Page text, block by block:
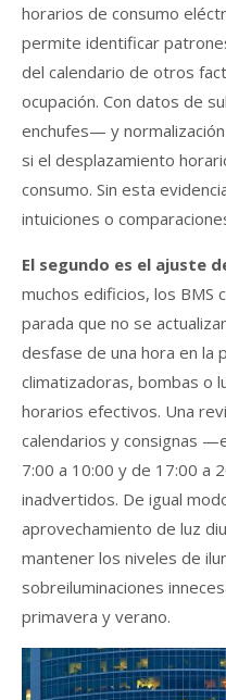
horarios de consumo
permite identificar
del calendario de otros
ocupación. Con datos de
enchufes— y
si el desplazamiento
consumo. Sin esta
intuiciones o
El segundo es el ajuste
muchos edificios, los BMS
parada que no se
desfase de una hora en la
climatizadoras, bombas o
horarios efectivos. Una
calendarios y consignas
7:00 a 10:00 y de 17:00 a
inadvertidos. De igual
aprovechamiento de luz
mantener los niveles de
sobreiluminaciones
primavera y verano.